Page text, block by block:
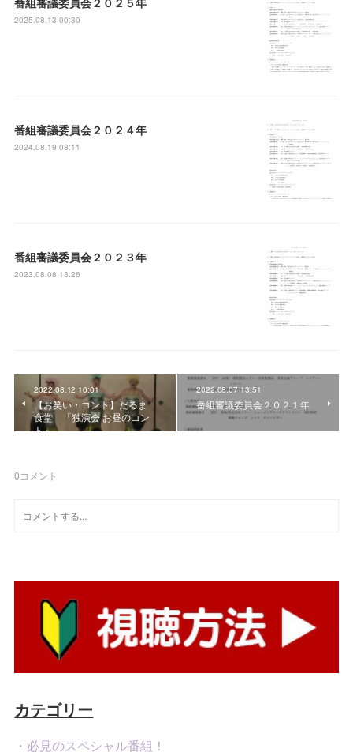
2025.08.13 00:30
番組審議委員会２０２４年
2024.08.19 08:11
番組審議委員会２０２３年
2023.08.08 13:26
2022.08.12 10:01
【お笑い・コント】だるま
食堂 「独演会 お昼のコン
ト」
2022.08.07 13:51
番組審議委員会２０２１年
0コメント
カテゴリー
・必見のスペシャル番組！